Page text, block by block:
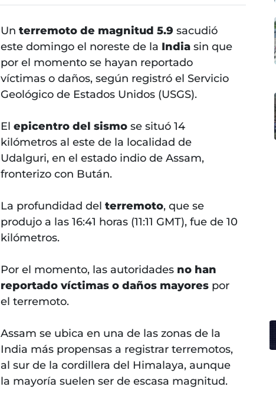
Un terremoto de magnitud 5.9 sacudió
este domingo el noreste de la India sin que
por el momento se hayan reportado
víctimas o daños, según registró el Servicio
Geológico de Estados Unidos (USGS).
El epicentro del sismose situó 14
kilómetros al este de la localidad de
Udalguri, en el estado indio de Assam,
fronterizo con Bután.
La profundidad del terremoto, que se
produjo a las 16:41 horas (11:11 GMT), fue de 10
kilómetros.
Por el momento, las autoridades no han
reportado víctimas o daños mayorespor
el terremoto.
Assam se ubica en una de las zonas de la
India más propensas a registrar terremotos,
al sur de la cordillera del Himalaya, aunque
la mayoría suelen ser de escasa magnitud.